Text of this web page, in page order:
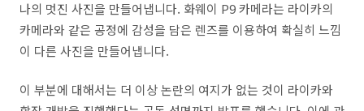
나의 멋진 사진을 만들어냅니다. 화웨이 P9 카메라는 라이카의
카메라와 같은 공정에 감성을 담은 렌즈를 이용하여 확실히 느낌
이 다른 사진을 만들어냅니다.
이 부분에 대해서는 더 이상 논란의 여지가 없는 것이 라이카와